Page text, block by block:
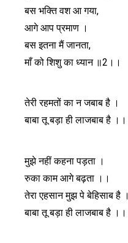
बस भक्ति वश आ गया,
आगे आप प्रमाण ।
बस इतना मैं जानता,
माँ को शिशु का ध्यान ॥2।।
तेरी रहमतों का न जबाब है ।
बाबा तू बड़ा ही लाजबाब है ।।
मुझे नहीं कहना पड़ता ।
रुका काम आगे बढ़ता ।।
तेरा एहसान मुझ पे बेहिसाब है ।
बाबा तू बड़ा ही लाजबाब है ।।